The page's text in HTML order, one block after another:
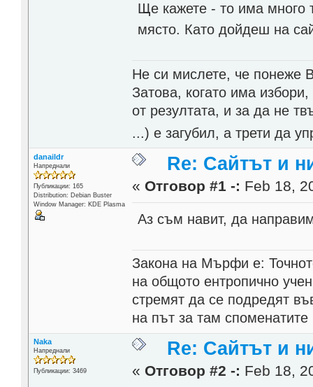
Ще кажете - то има
място. Като дойдеш на
Не си мислете, че понеже
Затова, когато има
от резултата, и за да не
...) е загубил, а трети да
danaildr
Напреднали
Публикации: 165
Distribution: Debian Buster
Window Manager: KDE Plasma
Re: Сайтът и
« Отговор #1 -: Feb 18,
Аз съм навит, да
Закона на Мърфи е:
на общото ентропично
стремят да се подредят
на път за там споменатите
Naka
Напреднали
Публикации: 3469
Re: Сайтът и
« Отговор #2 -: Feb 18,